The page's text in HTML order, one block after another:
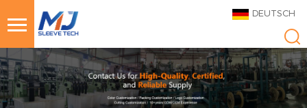
DEUTSCH